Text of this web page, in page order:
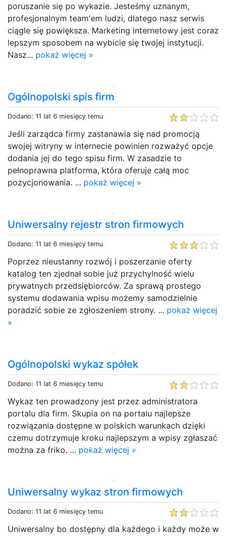
poruszanie się po wykazie. Jesteśmy uznanym,
profesjonalnym team'em ludzi, dlatego nasz serwis
ciągle się powiększa. Marketing internetowy jest coraz
lepszym sposobem na wybicie się twojej instytucji.
Nasz... pokaż więcej »
Ogólnopolski spis firm
Dodano: 11 lat 6 miesięcy temu
Jeśli zarządca firmy zastanawia się nad promocją
swojej witryny w internecie powinien rozważyć opcje
dodania jej do tego spisu firm. W zasadzie to
pełnoprawna platforma, która oferuje całą moc
pozycjonowania. ... pokaż więcej »
Uniwersalny rejestr stron firmowych
Dodano: 11 lat 6 miesięcy temu
Poprzez nieustanny rozwój i poszerzanie oferty
katalog ten zjednał sobie już przychylność wielu
prywatnych przedsiębiorców. Za sprawą prostego
systemu dodawania wpisu możemy samodzielnie
poradzić sobie ze zgłoszeniem strony. ... pokaż więcej
»
Ogólnopolski wykaz spółek
Dodano: 11 lat 6 miesięcy temu
Wykaz ten prowadzony jest przez administratora
portalu dla firm. Skupia on na portalu najlepsze
rozwiązania dostępne w polskich warunkach dzięki
czemu dotrzymuje kroku najlepszym a wpisy zgłaszać
można za friko. ... pokaż więcej »
Uniwersalny wykaz stron firmowych
Dodano: 11 lat 6 miesięcy temu
Uniwersalny bo dostępny dla każdego i każdy może w